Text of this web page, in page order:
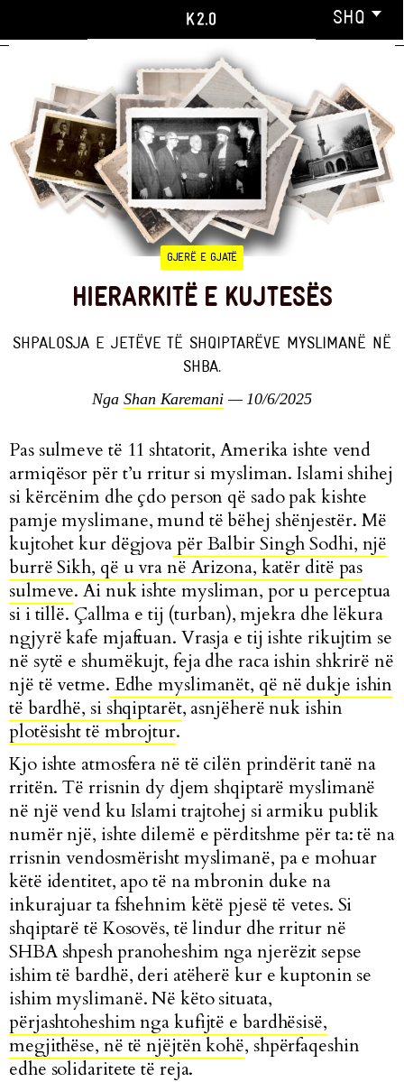
SHQ
GJERË E GJATË
HIERARKITË E KUJTESËS
SHPALOSJA E JETËVE TË SHQIPTARËVE MYSLIMANË NË
SHBA.
NgaShan Karemani— 10/6/2025
Pas sulmeve të 11 shtatorit, Amerika ishte vend
armiqësor për t’u rritur si mysliman. Islami shihej
si kërcënim dhe çdo person që sado pak kishte
pamje myslimane, mund të bëhej shënjestër. Më
kujtohet kur dëgjovapër Balbir Singh Sodhi, një
burrë Sikh, që u vra në Arizona, katër ditë pas
sulmeve. Ai nuk ishte mysliman, por u perceptua
si i tillë. Çallma e tij (turban), mjekra dhe lëkura
ngjyrë kafe mjaftuan. Vrasja e tij ishte rikujtim se
në sytë e shumëkujt, feja dhe raca ishin shkrirë në
një të vetme. Edhe myslimanët, që në dukje ishin
të bardhë, si shqiptarët, asnjëherë nuk ishin
plotësisht të mbrojtur.
Kjo ishte atmosfera në të cilën prindërit tanë na
rritën. Të rrisnin dy djem shqiptarë myslimanë
në një vend ku Islami trajtohej si armiku publik
numër një, ishte dilemë e përditshme për ta: të na
rrisnin vendosmërisht myslimanë, pa e mohuar
këtë identitet, apo të na mbronin duke na
inkurajuar ta fshehnim këtë pjesë të vetes. Si
shqiptarë të Kosovës, të lindur dhe rritur në
SHBA shpesh pranoheshim nga njerëzit sepse
ishim të bardhë, deri atëherë kur e kuptonin se
ishim myslimanë. Në këto situata,
përjashtoheshim nga kufijtë e bardhësisë,
megjithëse, në të njëjtën kohë, shpërfaqeshin
edhe solidaritete të reja.